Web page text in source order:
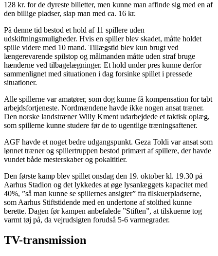
128 kr. for de dyreste billetter, men kunne man affinde sig med en af
den billige pladser, slap man med ca. 16 kr.
På denne tid bestod et hold af 11 spillere uden
udskiftningsmuligheder. Hvis en spiller blev skadet, måtte holdet
spille videre med 10 mand. Tillægstid blev kun brugt ved
længerevarende spilstop og målmanden måtte uden straf bruge
hænderne ved tilbagelægninger. Et hold under pres kunne derfor
sammenlignet med situationen i dag forsinke spillet i pressede
situationer.
Alle spillerne var amatører, som dog kunne få kompensation for tabt
arbejdsfortjeneste. Nordmændene havde ikke nogen ansat træner.
Den norske landstræner Willy Kment udarbejdede et taktisk oplæg,
som spillerne kunne studere før de to ugentlige træningsaftener.
AGF havde et noget bedre udgangspunkt. Geza Toldi var ansat som
lønnet træner og spillertruppen bestod primært af spillere, der havde
vundet både mesterskaber og pokaltitler.
Den første kamp blev spillet onsdag den 19. oktober kl. 19.30 på
Aarhus Stadion og det lykkedes at øge lysanlæggets kapacitet med
40%, ”så man kunne se spillernes ansigter” fra tilskuerpladserne,
som Aarhus Stiftstidende med en undertone af stolthed kunne
berette. Dagen før kampen anbefalede ”Stiften”, at tilskuerne tog
varmt tøj på, da vejrudsigten forudså 5-6 varmegrader.
TV-transmission